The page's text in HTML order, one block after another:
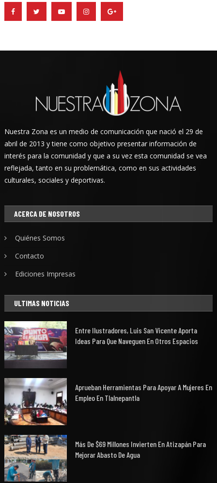
Nuestra Zona es un medio de comunicación que nació el 29 de
abril de 2013 y tiene como objetivo presentar información de
interés para la comunidad y que a su vez esta comunidad se vea
reflejada, tanto en su problemática, como en sus actividades
culturales, sociales y deportivas.
ACERCA DE NOSOTROS
Quiénes Somos
Contacto
Ediciones Impresas
ULTIMAS NOTICIAS
Entre Ilustradores, Luis San Vicente Aporta
Ideas Para Que Naveguen En Otros Espacios
Aprueban Herramientas Para Apoyar A Mujeres En
Empleo En Tlalnepantla
Más De $69 Millones Invierten En Atizapán Para
Mejorar Abasto De Agua